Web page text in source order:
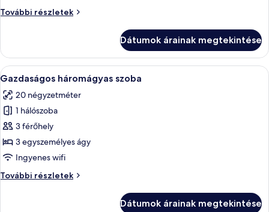
szoba
További részletek
Gazdaságos
részletei
Dátumok árainak megtekintése
A
következő
szoba
összes
képének
megtekintése:
Gazdaságos
szoba
Egy hálószoba, amelyben van egy
30
Gazdaságos háromágyas szoba
20 négyzetméter
1 hálószoba
3 férőhely
3 egyszemélyes ágy
Ingyenes wifi
További részletek
Gazdaságos
Dátumok árainak megtekintése